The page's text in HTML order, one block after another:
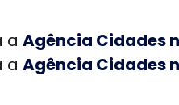
a Agência Cidades
a Agência Cidades